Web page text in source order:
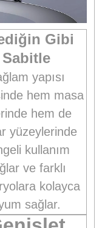
Gibi
Sabitle
yapısı
hem masa
hem de
yüzeylerinde
kullanım
ve farklı
kolayca
sağlar.